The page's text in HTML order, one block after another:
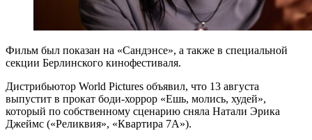
Фильм был показан на «Сандэнсе», а также в специальной
секции Берлинского кинофестиваля.
Дистрибьютор World Pictures объявил, что 13 августа
выпустит в прокат боди-хоррор «Ешь, молись, худей»,
который по собственному сценарию сняла Натали Эрика
Джеймс («Реликвия», «Квартира 7А»).